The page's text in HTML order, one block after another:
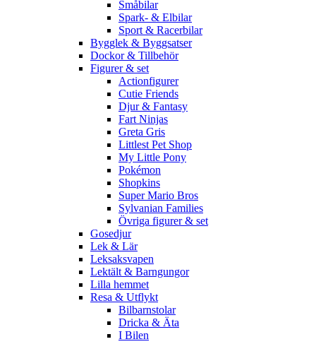
Småbilar
Spark- & Elbilar
Sport & Racerbilar
Bygglek & Byggsatser
Dockor & Tillbehör
Figurer & set
Actionfigurer
Cutie Friends
Djur & Fantasy
Fart Ninjas
Greta Gris
Littlest Pet Shop
My Little Pony
Pokémon
Shopkins
Super Mario Bros
Sylvanian Families
Övriga figurer & set
Gosedjur
Lek & Lär
Leksaksvapen
Lektält & Barngungor
Lilla hemmet
Resa & Utflykt
Bilbarnstolar
Dricka & Äta
I Bilen